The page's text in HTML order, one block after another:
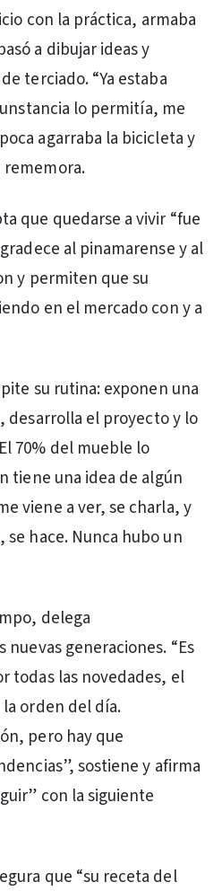
con la práctica, armaba
a dibujar ideas y
terciado. “Ya estaba
lo permitía, me
agarraba la bicicleta y
rememora.
que quedarse a vivir “fue
al pinamarense y al
y permiten que su
en el mercado con y a
su rutina: exponen una
desarrolla el proyecto y lo
70% del mueble lo
tiene una idea de algún
viene a ver, se charla, y
se hace. Nunca hubo un
delega
nuevas generaciones. “Es
todas las novedades, el
orden del día.
pero hay que
sostiene y afirma
con la siguiente
que “su receta del